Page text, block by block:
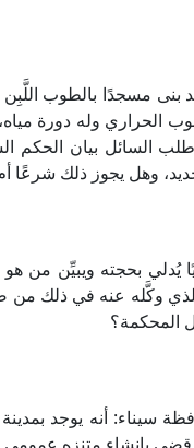
بنى مسجدًا بالطوب
الحراري وله دورة
السائل بيان
وهل يجوز ذلك شرعًا
بحجته ويبيِّن من هو
الذي وكَّله عنه في ذلك
المحكمة؟
سيناء: أنه يوجد